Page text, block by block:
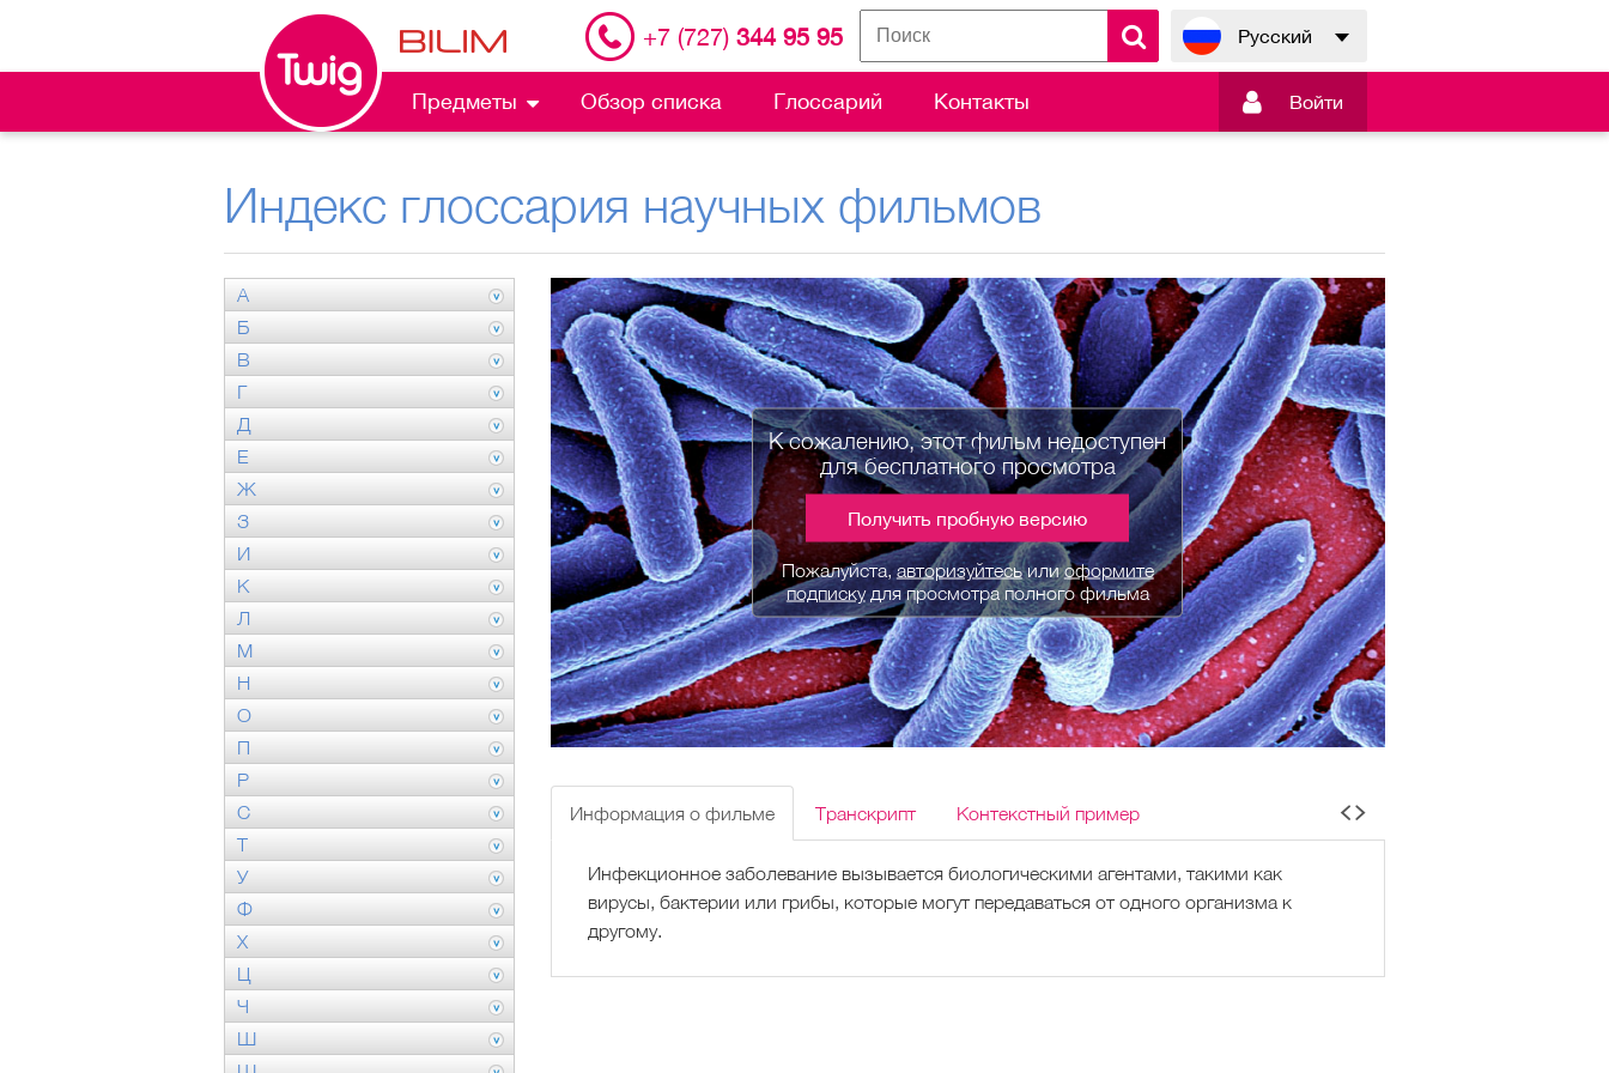
+7 (727) 344 95 95 Русский
Предметы Обзор списка Глоссарий Контакты  Войти
Индекс глоссария научных фильмов
А
Б
В
Г
Д
Е
Ж
З
И
К
Л
М
Н
О
П
Р
С
Т
У
Ф
Х
Ц
Ч
Ш
К сожалению, этот фильм недоступен
для бесплатного просмотра
Получить пробную версию
Пожалуйста,авторизуйтесьилиоформите
подпискудля просмотра полного фильма
Информация о фильме Транскрипт Контекстный пример
Инфекционное заболевание вызывается биологическими агентами, такими как
вирусы, бактерии или грибы, которые могут передаваться от одного организма к
другому.